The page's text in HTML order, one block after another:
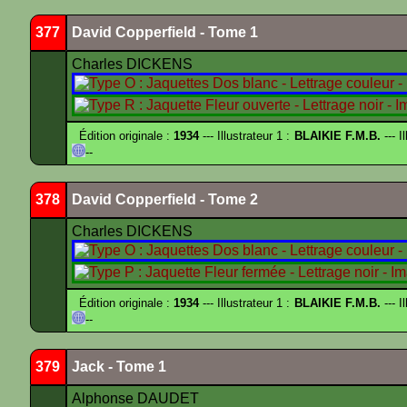
377 David Copperfield - Tome 1
Charles DICKENS
Édition originale :1934--- Illustrateur 1 : BLAIKIE F.M.B. ---
--
378 David Copperfield - Tome 2
Charles DICKENS
Édition originale :1934--- Illustrateur 1 : BLAIKIE F.M.B. ---
--
379 Jack - Tome 1
Alphonse DAUDET